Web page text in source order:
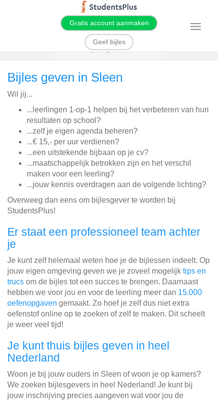
Gratis account aanmaken
Geef bijles
T
l
t
Bijles geven
Bijles geven in Sleen
Wil jij...
...leerlingen 1-op-1 helpen bij het verbeteren van hun
resultaten op school?
...zelf je eigen agenda beheren?
...€ 15,- per uur verdienen?
...een uitstekende bijbaan op je cv?
...maatschappelijk betrokken zijn en het verschil
maken voor een leerling?
...jouw kennis overdragen aan de volgende lichting?
Overweeg dan eens om bijlesgever te worden bij
StudentsPlus!
Er staat een professioneel team achter
je
Je kunt zelf helemaal weten hoe je de bijlessen indeelt. Op
jouw eigen omgeving geven we je zoveel mogelijk tips en
trucs om de bijles tot een succes te brengen. Daarnaast
hebben we voor jou en voor de leerling meer dan 15.000
oefenopgaven gemaakt. Zo hoef je zelf dus niet extra
oefenstof online op te zoeken of zelf te maken. Dit scheelt
je weer veel tijd!
Je kunt thuis bijles geven in heel
Nederland
Woon je bij jouw ouders in Sleen of woon je op kamers?
We zoeken bijlesgevers in heel Nederland! Je kunt bij
jouw inschrijving precies aangeven wat voor jou de